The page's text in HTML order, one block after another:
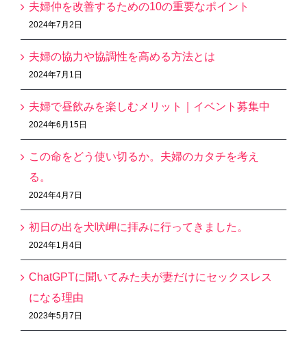
夫婦仲を改善するための10の重要なポイント
2024年7月2日
夫婦の協力や協調性を高める方法とは
2024年7月1日
夫婦で昼飲みを楽しむメリット｜イベント募集中
2024年6月15日
この命をどう使い切るか。夫婦のカタチを考え
る。
2024年4月7日
初日の出を犬吠岬に拝みに行ってきました。
2024年1月4日
ChatGPTに聞いてみた夫が妻だけにセックスレス
になる理由
2023年5月7日